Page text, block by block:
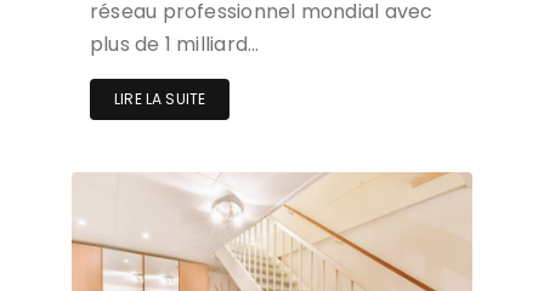
réseau professionnel mondial avec
plus de 1 milliard…
LIRE LA SUITE